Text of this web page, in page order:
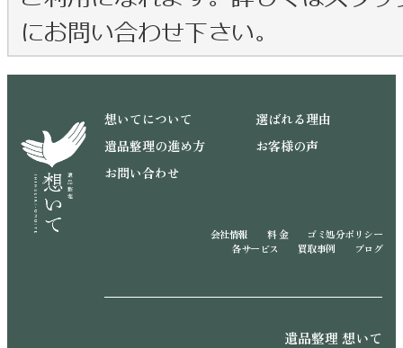
想いてについて
選ばれる理由
遺品整理の進め方
お客様の声
お問い合わせ
会社情報 料 金
ゴミ処分ポリシー
各サービス
買取事例 ブログ
遺品整理 想いて